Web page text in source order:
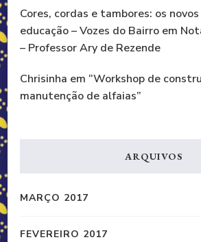
Cores, cordas e tambores: os
educação – Vozes do Bairro em
– Professor Ary de Rezende
Chrisinha em “Workshop de
manutenção de alfaias”
ARQUIVOS
MARÇO 2017
FEVEREIRO 2017